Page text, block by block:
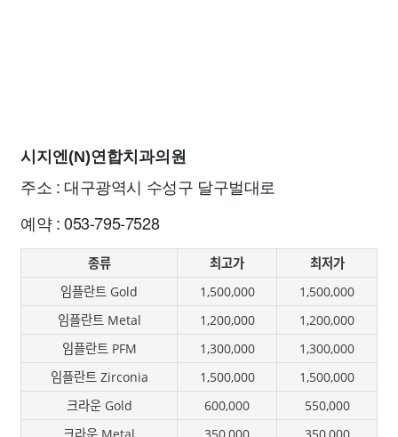
시지엔(N)연합치과의원
주소 : 대구광역시 수성구 달구벌대로
예약 : 053-795-7528
종류 최고가
최저가
임플란트 Gold
1,500,000
1,500,000
임플란트 Metal
1,200,000
1,200,000
임플란트 PFM
1,300,000
1,300,000
임플란트 Zirconia
1,500,000
1,500,000
크라운 Gold
600,000
550,000